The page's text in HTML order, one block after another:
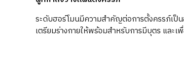
ระดับฮอร์โมนมีความสำคัญต่อการตั้งครรภ์เป็น
เตรียมร่างกายให้พร้อมสำหรับการมีบุตร และ